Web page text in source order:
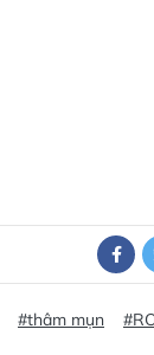
#thâm mụn